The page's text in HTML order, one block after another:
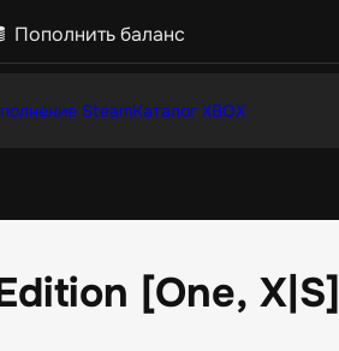
Пополнить баланс
SteamКаталог XBOX
[One, X|S]